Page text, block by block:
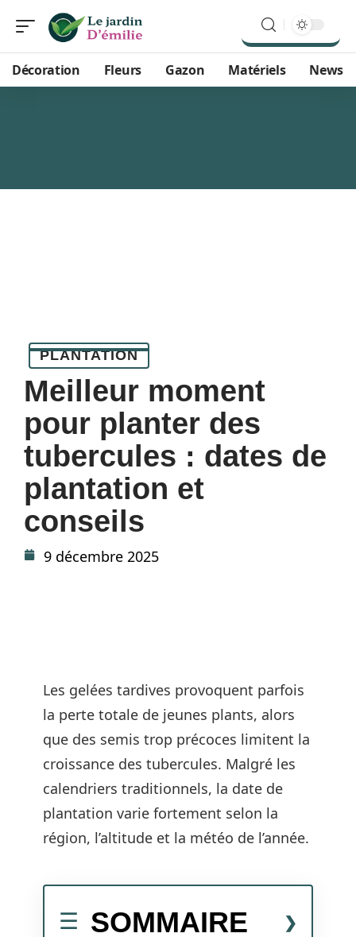
Décoration Fleurs Gazon Matériels News
PLANTATION
Meilleur moment
pour planter des
tubercules : dates de
plantation et
conseils
9 décembre 2025
Les gelées tardives provoquent parfois
la perte totale de jeunes plants, alors
que des semis trop précoces limitent la
croissance des tubercules. Malgré les
calendriers traditionnels, la date de
plantation varie fortement selon la
région, l’altitude et la météo de l’année.
SOMMAIRE